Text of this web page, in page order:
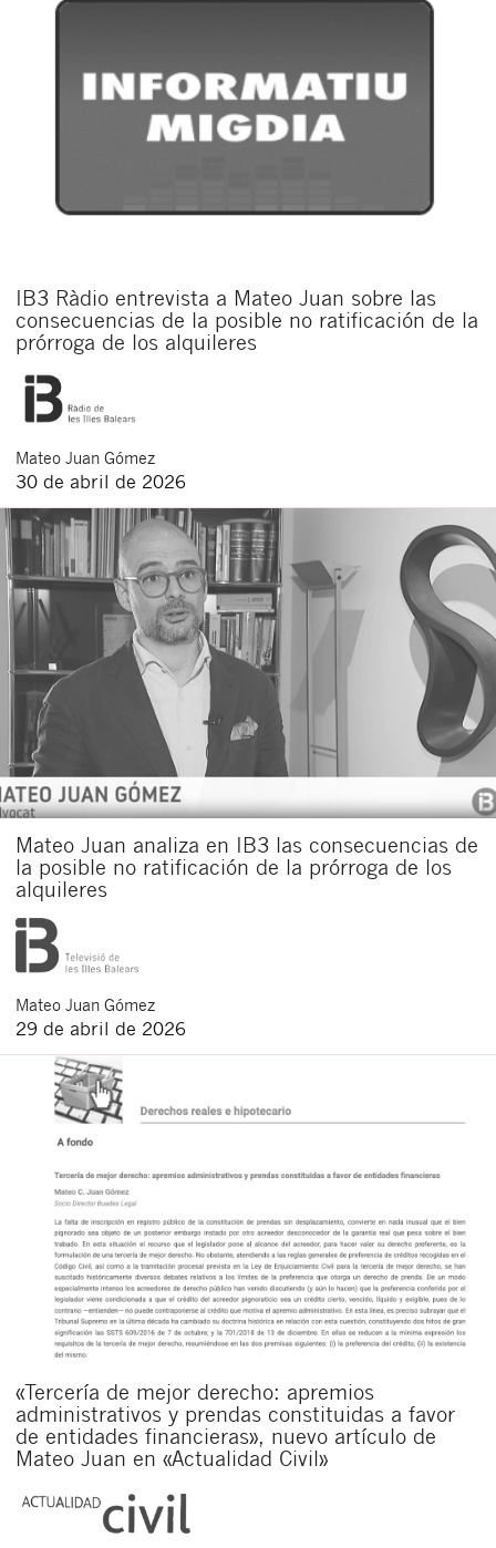
IB3 Ràdio entrevista a Mateo Juan sobre las
consecuencias de la posible no ratificación de la
prórroga de los alquileres
Mateo Juan Gómez
30 de abril de 2026
Mateo Juan analiza en IB3 las consecuencias de
la posible no ratificación de la prórroga de los
alquileres
Mateo Juan Gómez
29 de abril de 2026
«Tercería de mejor derecho: apremios
administrativos y prendas constituidas a favor
de entidades financieras», nuevo artículo de
Mateo Juan en «Actualidad Civil»